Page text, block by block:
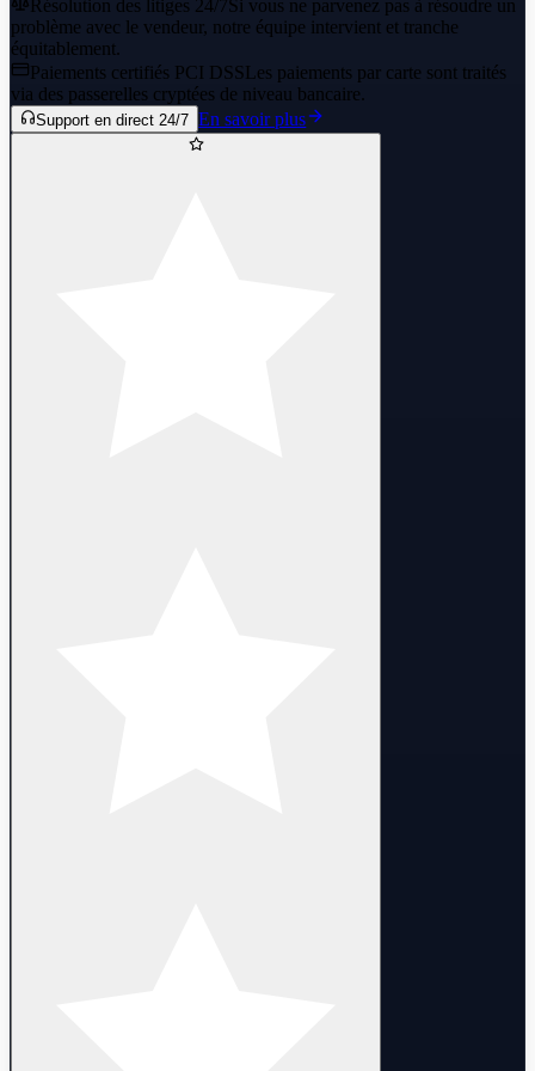
Résolution des litiges 24/7Si vous ne parvenez pas à résoudre un
problème avec le vendeur, notre équipe intervient et tranche
équitablement.
Paiements certifiés PCI DSS Les paiements par carte sont traités
via des passerelles cryptées de niveau bancaire.
Support en direct 24/7 En savoir plus